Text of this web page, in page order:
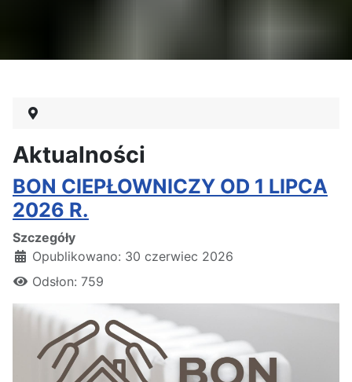
Aktualności
BON CIEPŁOWNICZY OD 1 LIPCA
2026 R.
Szczegóły
Opublikowano: 30 czerwiec 2026
Odsłon: 759